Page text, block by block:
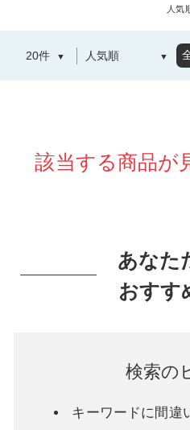
人気
該当する商品が
あなた
おすす
検索の
キーワードに間違